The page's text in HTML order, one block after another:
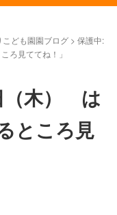
こども園園ブログ > 保護中:
ろ見ててね！」
（木） は
ところ見